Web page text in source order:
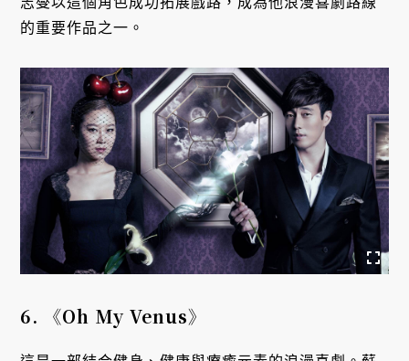
的重要作品之一。
6. 《Oh My Venus》